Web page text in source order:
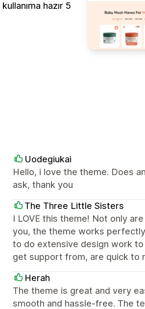
hazır 5
Uodegiukai
Hello, i love the theme. Does
ask, thank you
The Three Little Sisters
I LOVE this theme! Not only
you, the theme works
to do extensive design work
get support from, are quick to
Herah
The theme is great and very
smooth and hassle-free. The